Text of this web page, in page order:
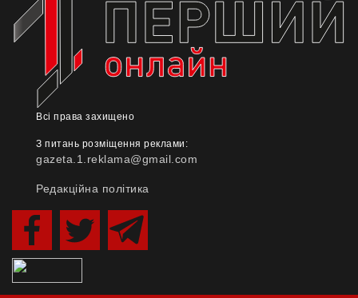
Всі права захищено
З питань розміщення реклами:
gazeta.1.reklama@gmail.com
Редакційна політика